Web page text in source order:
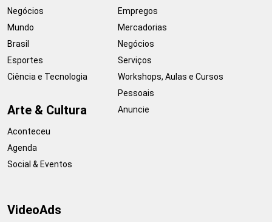
Negócios
Mundo
Brasil
Esportes
Ciência e Tecnologia
Arte & Cultura
Aconteceu
Agenda
Social & Eventos
Empregos
Mercadorias
Negócios
Serviços
Workshops, Aulas e Cursos
Pessoais
Anuncie
VideoAds